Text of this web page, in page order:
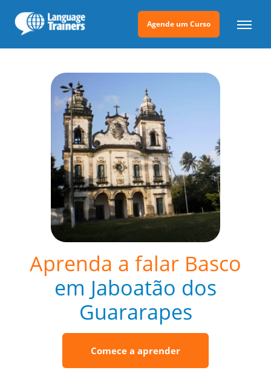
Agende um Curso
Aprenda a falar Basco
em Jaboatão dos
Guararapes
Comece a aprender